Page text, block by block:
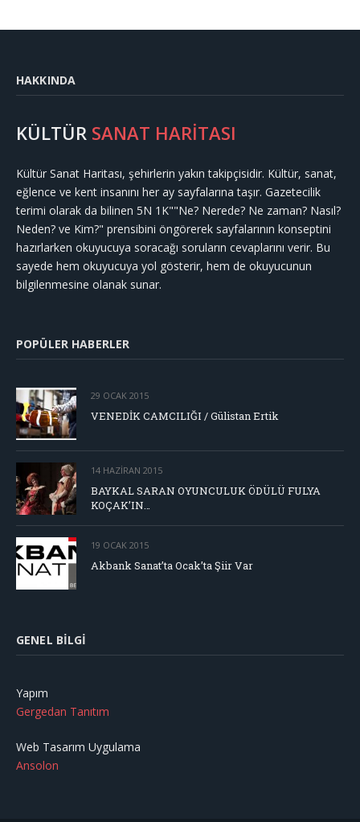
HAKKINDA
KÜLTÜR SANAT HARİTASI
Kültür Sanat Haritası, şehirlerin yakın takipçisidir. Kültür, sanat,
eğlence ve kent insanını her ay sayfalarına taşır. Gazetecilik
terimi olarak da bilinen 5N 1K""Ne? Nerede? Ne zaman? Nasıl?
Neden? ve Kim?" prensibini öngörerek sayfalarının konseptini
hazırlarken okuyucuya soracağı soruların cevaplarını verir. Bu
sayede hem okuyucuya yol gösterir, hem de okuyucunun
bilgilenmesine olanak sunar.
POPÜLER HABERLER
29 OCAK 2015
VENEDİK CAMCILIĞI / Gülistan Ertik
14 HAZIRAN 2015
BAYKAL SARAN OYUNCULUK ÖDÜLÜ FULYA
KOÇAK’IN…
19 OCAK 2015
Akbank Sanat’ta Ocak’ta Şiir Var
GENEL BILGI
Yapım
Gergedan Tanıtım
Web Tasarım Uygulama
Ansolon